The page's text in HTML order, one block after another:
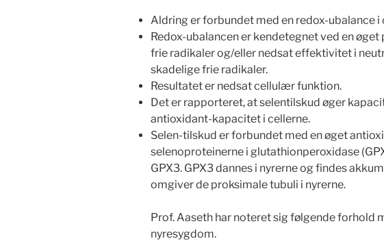
Aldring er forbundet med en redox-ubalance i
Redox-ubalancen er kendetegnet ved en
frie radikaler og/eller nedsat effektivitet i
skadelige frie radikaler.
Resultatet er nedsat cellulær funktion.
Det er rapporteret, at selentilskud øger
antioxidant-kapacitet i cellerne.
Selen-tilskud er forbundet med en øget
selenoproteinerne i glutathionperoxidase
GPX3. GPX3 dannes i nyrerne og findes
omgiver de proksimale tubuli i nyrerne.
Prof. Aaseth har noteret sig følgende forhold
nyresygdom.